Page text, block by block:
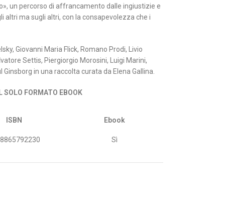
un percorso di affrancamento dalle ingiustizie e
altri ma sugli altri, con la consapevolezza che i
Giovanni Maria Flick, Romano Prodi, Livio
Settis, Piergiorgio Morosini, Luigi Marini,
in una raccolta curata da Elena Gallina.
SOLO FORMATO EBOOK
ISBN Ebook
Sì